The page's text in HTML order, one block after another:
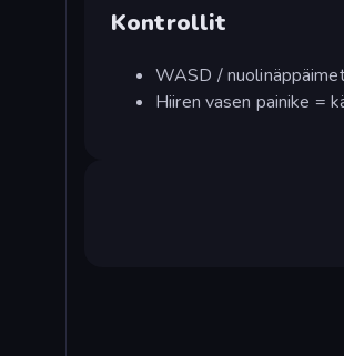
Kontrollit
WASD /
Hiiren vasen painike =